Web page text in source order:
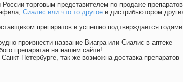
торговым представителем по продаже препаратов
, Сиалис или что то другое и дистрибьютором
препаратов и успешно подтверждается годами
произнести название Виагра или Сиалис в аптеке
препаратан на нашем сайте!
Петербурге, так же возможна доставка препаратов